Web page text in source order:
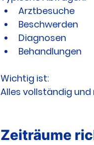
Arztbesuche
Beschwerden
Diagnosen
Behandlungen
Wichtig ist:
Alles vollständig
Zeiträume